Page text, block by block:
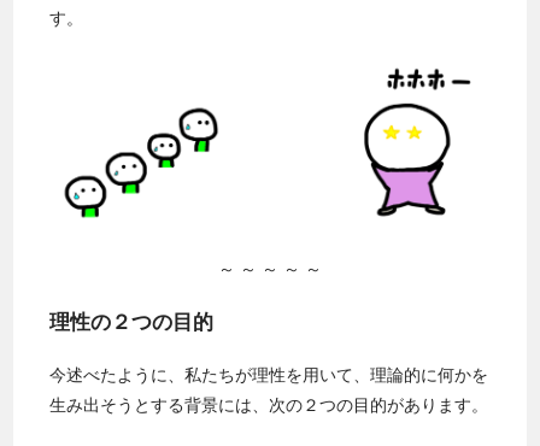
す。
～ ～ ～ ～ ～
理性の２つの目的
今述べたように、私たちが理性を用いて、理論的に何かを
生み出そうとする背景には、次の２つの目的があります。